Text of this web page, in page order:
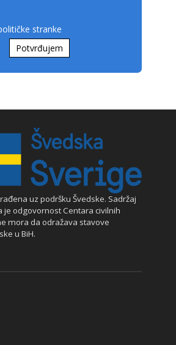
stranke
Potvrđujem
uz podršku Švedske. Sadržaj
je odgovornost Centara civilnih
mora da odražava stavove
u BiH.